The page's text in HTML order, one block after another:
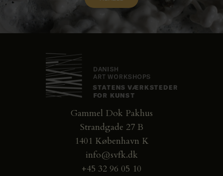
Gammel Dok Pakhus
Strandgade 27 B
1401 København K
info@svfk.dk
+45 32 96 05 10